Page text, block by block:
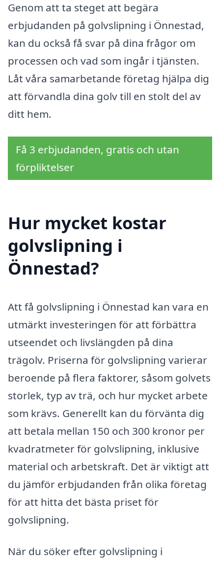
Genom att ta steget att begära
erbjudanden på golvslipning i Önnestad,
kan du också få svar på dina frågor om
processen och vad som ingår i tjänsten.
Låt våra samarbetande företag hjälpa dig
att förvandla dina golv till en stolt del av
ditt hem.
Få 3 erbjudanden, gratis och utan
förpliktelser
Hur mycket kostar
golvslipning i
Önnestad?
Att få golvslipning i Önnestad kan vara en
utmärkt investeringen för att förbättra
utseendet och livslängden på dina
trägolv. Priserna för golvslipning varierar
beroende på flera faktorer, såsom golvets
storlek, typ av trä, och hur mycket arbete
som krävs. Generellt kan du förvänta dig
att betala mellan 150 och 300 kronor per
kvadratmeter för golvslipning, inklusive
material och arbetskraft. Det är viktigt att
du jämför erbjudanden från olika företag
för att hitta det bästa priset för
golvslipning.
När du söker efter golvslipning i